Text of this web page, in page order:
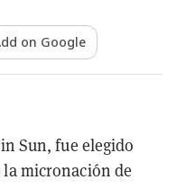
on Google
Sun, fue elegido
micronación de